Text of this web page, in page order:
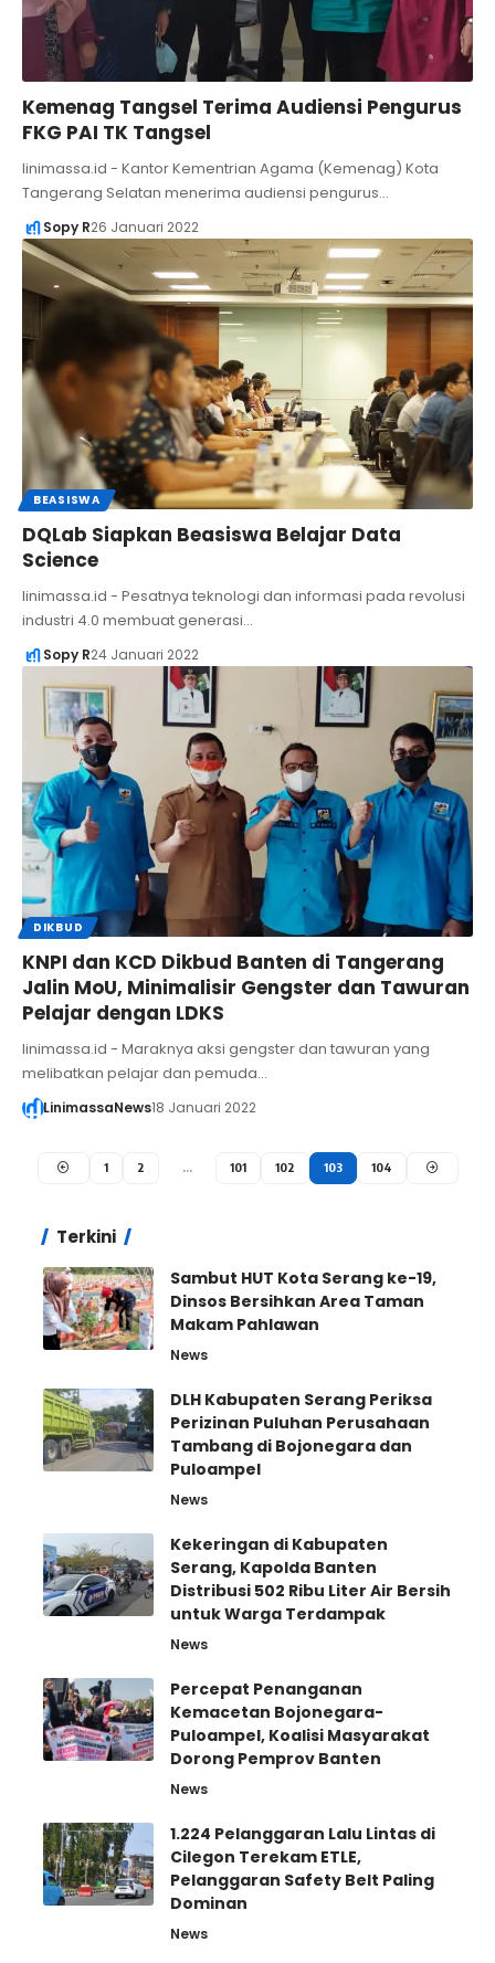
Kemenag Tangsel Terima Audiensi Pengurus
FKG PAI TK Tangsel
linimassa.id - Kantor Kementrian Agama (Kemenag) Kota
Tangerang Selatan menerima audiensi pengurus…
Sopy R26 Januari 2022
BEASISWA
DQLab Siapkan Beasiswa Belajar Data
Science
linimassa.id - Pesatnya teknologi dan informasi pada revolusi
industri 4.0 membuat generasi…
Sopy R24 Januari 2022
DIKBUD
KNPI dan KCD Dikbud Banten di Tangerang
Jalin MoU, Minimalisir Gengster dan Tawuran
Pelajar dengan LDKS
linimassa.id - Maraknya aksi gengster dan tawuran yang
melibatkan pelajar dan pemuda…
LinimassaNews18 Januari 2022
1 2 … 101 102 103 104
Terkini
Sambut HUT Kota Serang ke-19,
Dinsos Bersihkan Area Taman
Makam Pahlawan
News
DLH Kabupaten Serang Periksa
Perizinan Puluhan Perusahaan
Tambang di Bojonegara dan
Puloampel
News
Kekeringan di Kabupaten
Serang, Kapolda Banten
Distribusi 502 Ribu Liter Air Bersih
untuk Warga Terdampak
News
Percepat Penanganan
Kemacetan Bojonegara-
Puloampel, Koalisi Masyarakat
Dorong Pemprov Banten
News
1.224 Pelanggaran Lalu Lintas di
Cilegon Terekam ETLE,
Pelanggaran Safety Belt Paling
Dominan
News